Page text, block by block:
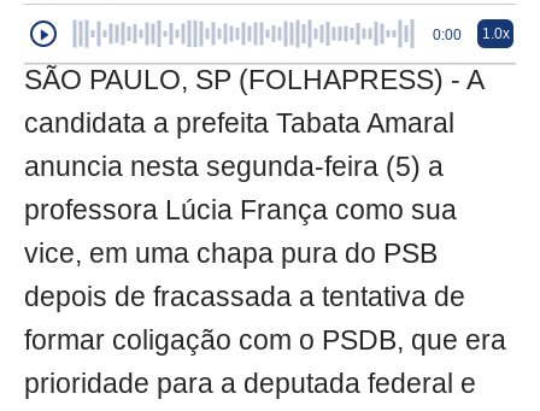
0:00 1.0x
SÃO PAULO, SP (FOLHAPRESS) - A
candidata a prefeita Tabata Amaral
anuncia nesta segunda-feira (5) a
professora Lúcia França como sua
vice, em uma chapa pura do PSB
depois de fracassada a tentativa de
formar coligação com o PSDB, que era
prioridade para a deputada federal e